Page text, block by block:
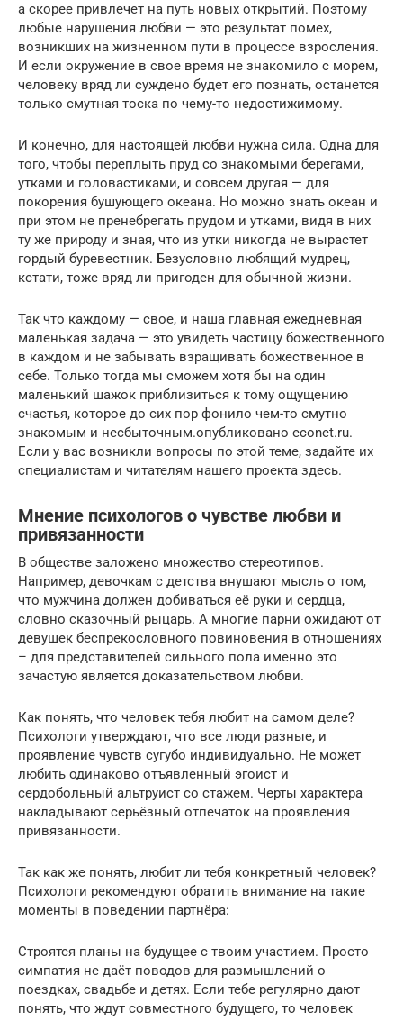
а скорее привлечет на путь новых открытий. Поэтому
любые нарушения любви — это результат помех,
возникших на жизненном пути в процессе взросления.
И если окружение в свое время не знакомило с морем,
человеку вряд ли суждено будет его познать, останется
только смутная тоска по чему-то недостижимому.
И конечно, для настоящей любви нужна сила. Одна для
того, чтобы переплыть пруд со знакомыми берегами,
утками и головастиками, и совсем другая — для
покорения бушующего океана. Но можно знать океан и
при этом не пренебрегать прудом и утками, видя в них
ту же природу и зная, что из утки никогда не вырастет
гордый буревестник. Безусловно любящий мудрец,
кстати, тоже вряд ли пригоден для обычной жизни.
Так что каждому — свое, и наша главная ежедневная
маленькая задача — это увидеть частицу божественного
в каждом и не забывать взращивать божественное в
себе. Только тогда мы сможем хотя бы на один
маленький шажок приблизиться к тому ощущению
счастья, которое до сих пор фонило чем-то смутно
знакомым и несбыточным.опубликовано econet.ru.
Если у вас возникли вопросы по этой теме, задайте их
специалистам и читателям нашего проекта здесь.
Мнение психологов о чувстве любви и
привязанности
В обществе заложено множество стереотипов.
Например, девочкам с детства внушают мысль о том,
что мужчина должен добиваться её руки и сердца,
словно сказочный рыцарь. А многие парни ожидают от
девушек беспрекословного повиновения в отношениях
– для представителей сильного пола именно это
зачастую является доказательством любви.
Как понять, что человек тебя любит на самом деле?
Психологи утверждают, что все люди разные, и
проявление чувств сугубо индивидуально. Не может
любить одинаково отъявленный эгоист и
сердобольный альтруист со стажем. Черты характера
накладывают серьёзный отпечаток на проявления
привязанности.
Так как же понять, любит ли тебя конкретный человек?
Психологи рекомендуют обратить внимание на такие
моменты в поведении партнёра:
Строятся планы на будущее с твоим участием. Просто
симпатия не даёт поводов для размышлений о
поездках, свадьбе и детях. Если тебе регулярно дают
понять, что ждут совместного будущего, то человек